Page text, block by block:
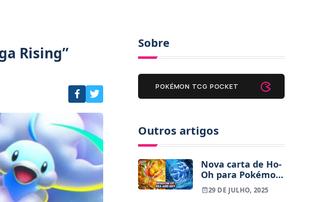
Rising”
Sobre
POKÉMON TCG POCKET
Outros artigos
Nova carta de Ho-
Oh para Pokémon
TCG Pocket parece
cópia de arte
29 DE JULHO, 2025